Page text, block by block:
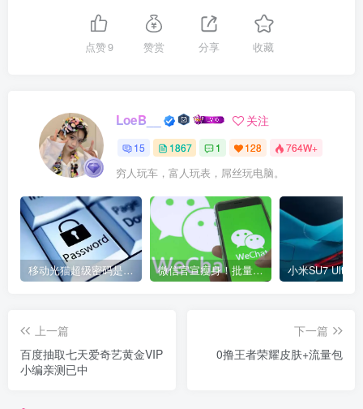
点赞9 赞赏 分享 收藏
LoeB__ 关注
15 1867 1 128 764W+
穷人玩车，富人玩表，屌丝玩电脑。
移动光猫超级密码是多少？移动光猫超级管理员后台账号与密码 微信官宣瘦身！批量清理原图新功能来了 安卓、iOS均可使用
上一篇
百度抽取七天爱奇艺黄金VIP
小编亲测已中
下一篇
0撸王者荣耀皮肤+流量包